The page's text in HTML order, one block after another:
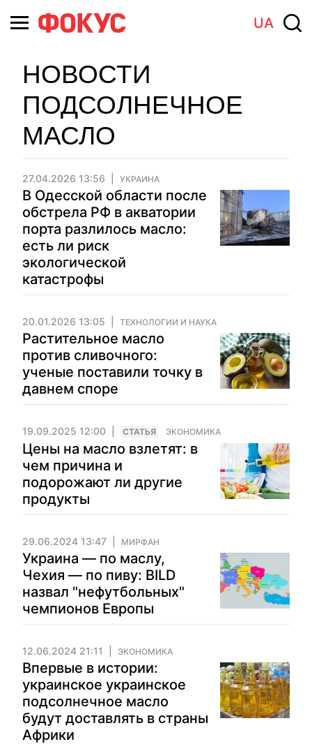
UA
НОВОСТИ
ПОДСОЛНЕЧНОЕ
МАСЛО
27.04.2026 13:56 УКРАИНА
В Одесской области после
обстрела РФ в акватории
порта разлилось масло:
есть ли риск
экологической
катастрофы
20.01.2026 13:05 ТЕХНОЛОГИИ И НАУКА
Растительное масло
против сливочного:
ученые поставили точку в
давнем споре
19.09.2025 12:00 CТАТЬЯ ЭКОНОМИКА
Цены на масло взлетят: в
чем причина и
подорожают ли другие
продукты
29.06.2024 13:47 МИРФАН
Украина — по маслу,
Чехия — по пиву: BILD
назвал "нефутбольных"
чемпионов Европы
12.06.2024 21:11 ЭКОНОМИКА
Впервые в истории:
украинское украинское
подсолнечное масло
будут доставлять в страны
Африки